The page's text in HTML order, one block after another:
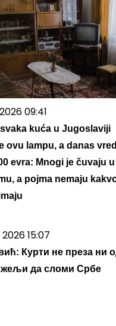
09:41
kuća u Jugoslaviji
ovu lampu, a danas
evra: Mnogi je čuvaju u
a pojma nemaju
15:07
Курти не преза ни
жељи да сломи Србе